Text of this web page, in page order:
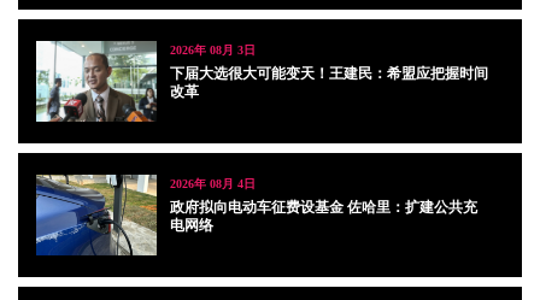
2026年 08月 3日
下届大选很大可能变天！王建民：希盟应把握时间
改革
2026年 08月 4日
政府拟向电动车征费设基金 佐哈里：扩建公共充
电网络